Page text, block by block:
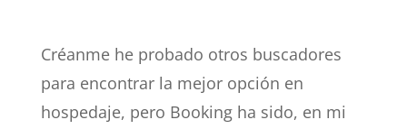
Créanme he probado otros buscadores
para encontrar la mejor opción en
hospedaje, pero Booking ha sido, en mi